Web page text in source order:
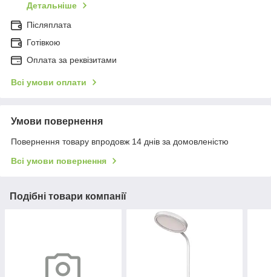
Детальніше
Післяплата
Готівкою
Оплата за реквізитами
Всі умови оплати
Умови повернення
Повернення товару впродовж 14 днів за домовленістю
Всі умови повернення
Подібні товари компанії